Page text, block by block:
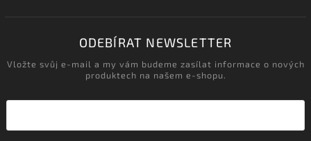
ODEBÍRAT NEWSLETTER
Vložte svůj e-mail a my vám budeme zasílat informace o nových
produktech na našem e-shopu.